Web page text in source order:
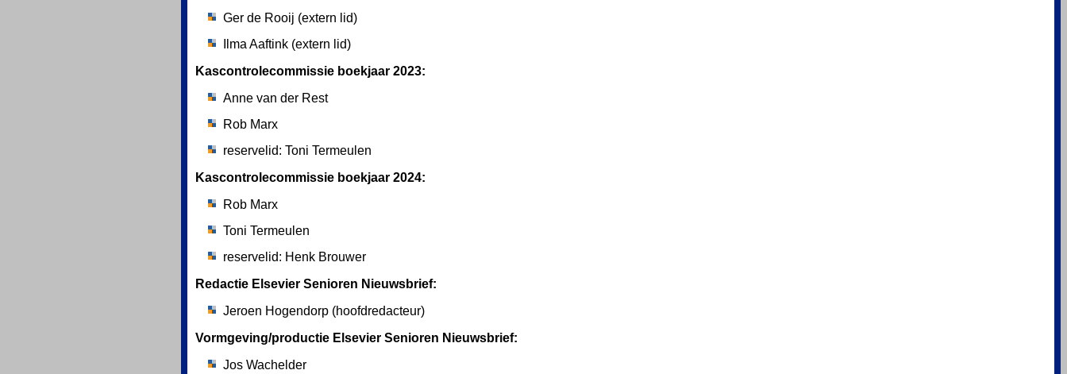
Ger de Rooij (extern lid)
Ilma Aaftink (extern lid)
Kascontrolecommissie boekjaar 2023:
Anne van der Rest
Rob Marx
reservelid: Toni Termeulen
Kascontrolecommissie boekjaar 2024:
Rob Marx
Toni Termeulen
reservelid: Henk Brouwer
Redactie Elsevier Senioren Nieuwsbrief:
Jeroen Hogendorp (hoofdredacteur)
Vormgeving/productie Elsevier Senioren Nieuwsbrief:
Jos Wachelder